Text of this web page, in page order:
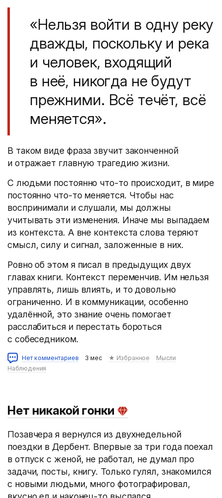
«Нельзя войти в одну реку
дважды, поскольку и река
и человек, входящий
в неё, никогда не будут
прежними. Всё течёт, всё
меняется».
В таком виде фраза звучит законченной
и отражает главную трагедию жизни.
С людьми постоянно что-то происходит, в мире
постоянно что-то меняется. Чтобы нас
воспринимали и слушали, мы должны
учитывать эти изменения. Иначе мы выпадаем
из контекста. А вне контекста слова теряют
смысл, силу и сигнал, заложенные в них.
Ровно об этом я писал в предыдущих двух
главах книги. Контекст переменчив. Им нельзя
управлять, лишь влиять, и то довольно
ограниченно. И в коммуникации, особенно
удалённой, это знание очень помогает
расслабиться и перестать бороться
с собеседником.
Нет комментариев 3 мес ★ Избранное
Мысли
Наблюдения
Нет никакой гонки
Позавчера я вернулся из двухнедельной
поездки в Дербент. Впервые за три года поехал
в отпуск с женой, не работал, не думал про
задачи, посты, книгу. Только гулял, знакомился
с новыми людьми, много фотографировал,